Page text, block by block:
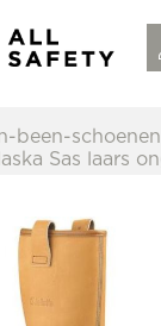
been-
Sas laars